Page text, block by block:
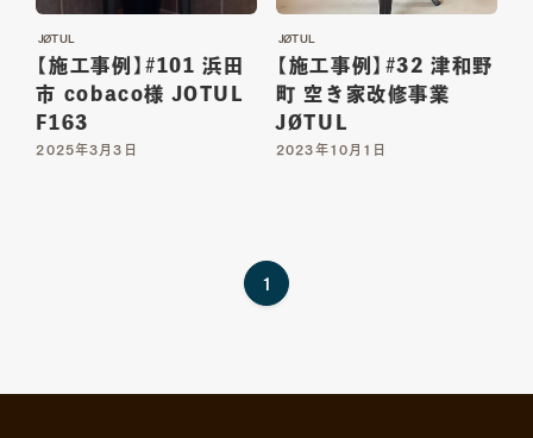
お問い合わせ
JØTUL
【施工事例】#101 浜田
市 cobaco様 JOTUL
F163
2025年3月3日
JØTUL
【施工事例】#32 津和野
町 空き家改修事業
JØTUL
2023年10月1日
1